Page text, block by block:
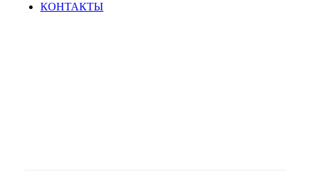
КОНТАКТЫ